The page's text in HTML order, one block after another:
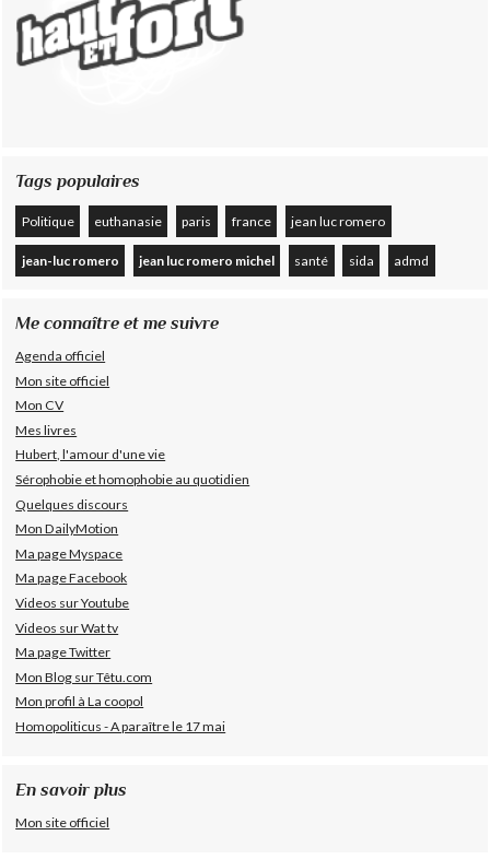
Tags populaires
Politique euthanasie paris france jean luc romero
jean-luc romero jean luc romero michel santé sida admd
Me connaître et me suivre
Agenda officiel
Mon site officiel
Mon CV
Mes livres
Hubert, l'amour d'une vie
Sérophobie et homophobie au quotidien
Quelques discours
Mon DailyMotion
Ma page Myspace
Ma page Facebook
Videos sur Youtube
Videos sur Wat tv
Ma page Twitter
Mon Blog sur Têtu.com
Mon profil à La coopol
Homopoliticus - A paraître le 17 mai
En savoir plus
Mon site officiel